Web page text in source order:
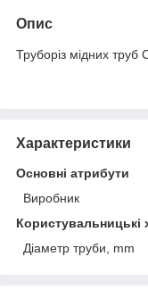
Опис
Труборіз мідних
Характеристики
Основні атрибути
Виробник
Користувальницькі
Діаметр труби, mm